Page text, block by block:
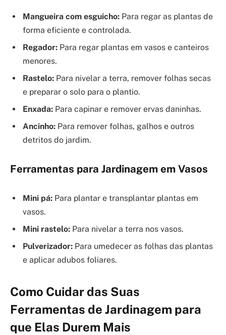
Mangueira com esguicho: Para regar as plantas de
forma eficiente e controlada.
Regador: Para regar plantas em vasos e canteiros
menores.
Rastelo: Para nivelar a terra, remover folhas secas
e preparar o solo para o plantio.
Enxada: Para capinar e remover ervas daninhas.
Ancinho: Para remover folhas, galhos e outros
detritos do jardim.
Ferramentas para Jardinagem em Vasos
Mini pá: Para plantar e transplantar plantas em
vasos.
Mini rastelo: Para nivelar a terra nos vasos.
Pulverizador: Para umedecer as folhas das plantas
e aplicar adubos foliares.
Como Cuidar das Suas
Ferramentas de Jardinagem para
que Elas Durem Mais